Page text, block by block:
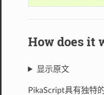
How does it
显示原文
PikaScript具有独特